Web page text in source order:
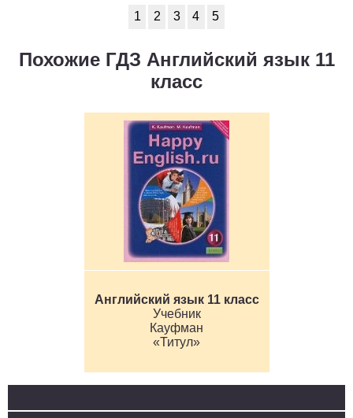
1 2 3 4 5
Похожие ГДЗ Английский язык 11
класс
Английский язык 11 класс
Учебник
Кауфман
«Титул»